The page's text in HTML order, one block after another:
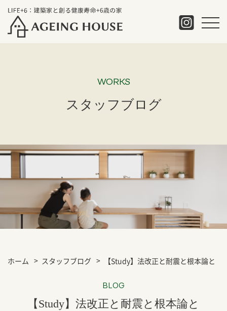
WORKS
スタッフブログ
ホーム スタッフブログ 【Study】法改正と耐震と根本論と
BLOG
【Study】法改正と耐震と根本論と